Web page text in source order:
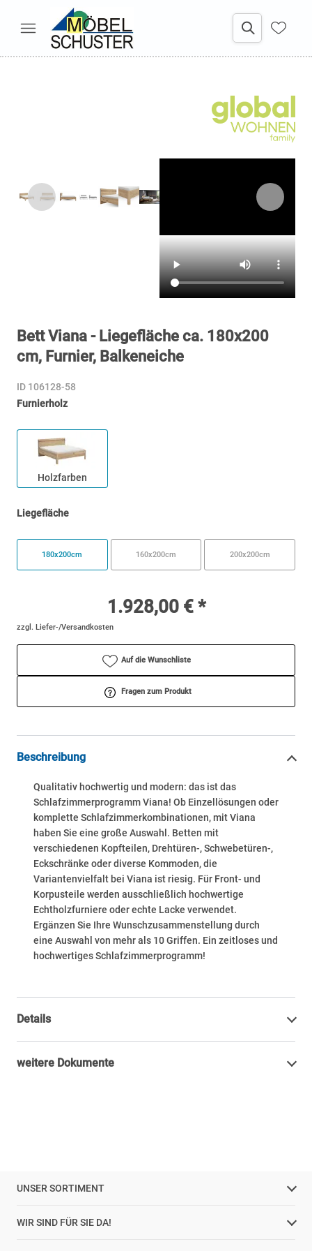
Bett Viana - Liegefläche ca. 180x200
cm, Furnier, Balkeneiche
ID 106128-58
Furnierholz
Holzfarben
Liegefläche
180x200cm 160x200cm 200x200cm
1.928,00 € *
zzgl. Liefer-/Versandkosten
Auf die Wunschliste
Fragen zum Produkt
Beschreibung
Qualitativ hochwertig und modern: das ist das
Schlafzimmerprogramm Viana! Ob Einzellösungen oder
komplette Schlafzimmerkombinationen, mit Viana
haben Sie eine große Auswahl. Betten mit
verschiedenen Kopfteilen, Drehtüren-, Schwebetüren-,
Eckschränke oder diverse Kommoden, die
Variantenvielfalt bei Viana ist riesig. Für Front- und
Korpusteile werden ausschließlich hochwertige
Echtholzfurniere oder echte Lacke verwendet.
Ergänzen Sie Ihre Wunschzusammenstellung durch
eine Auswahl von mehr als 10 Griffen. Ein zeitloses und
hochwertiges Schlafzimmerprogramm!
Details
weitere Dokumente
UNSER SORTIMENT
WIR SIND FÜR SIE DA!